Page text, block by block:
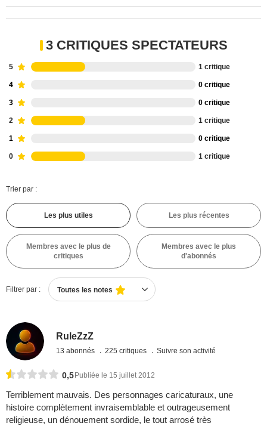
3 CRITIQUES SPECTATEURS
5 1 critique
4 0 critique
3 0 critique
2 1 critique
1 0 critique
0 1 critique
Trier par :
Les plus utiles Les plus récentes
Membres avec le plus de
critiques
Membres avec le plus
d'abonnés
Filtrer par : Toutes les notes
RuleZzZ
13 abonnés 225 critiques Suivre son activité
0,5 Publiée le 15 juillet 2012
Terriblement mauvais. Des personnages caricaturaux, une
histoire complètement invraisemblable et outrageusement
religieuse, un dénouement sordide, le tout arrosé très